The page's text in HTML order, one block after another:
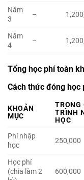
Năm
3
–
Năm
4
–
Tổng học phí toàn
Cách thức đóng học
KHOẢN
MỤC
TRONG
TRÌNH
HỌC
Phí nhập
học
250,000
Học phí
(chia làm 2
600,000